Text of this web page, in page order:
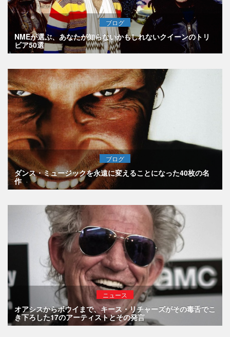
ブログ
NMEが選ぶ、あなたが知らないかもしれないクイーンのトリ
ビア50選
ブログ
ダンス・ミュージックを永遠に変えることになった40枚の名
作
ニュース
オアシスからボウイまで、キース・リチャーズがその毒舌でこ
き下ろした17のアーティストとその発言